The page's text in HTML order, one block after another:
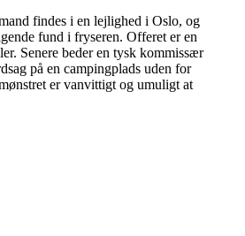
findes i en lejlighed i Oslo, og
fund i fryseren. Offeret er en
Senere beder en tysk kommissær
på en campingplads uden for
er vanvittigt og umuligt at